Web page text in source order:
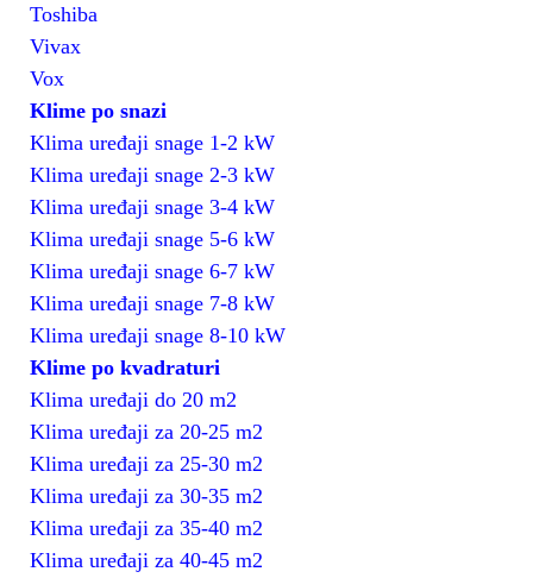
Toshiba
Vivax
Vox
Klime po snazi
Klima uređaji snage 1-2 kW
Klima uređaji snage 2-3 kW
Klima uređaji snage 3-4 kW
Klima uređaji snage 5-6 kW
Klima uređaji snage 6-7 kW
Klima uređaji snage 7-8 kW
Klima uređaji snage 8-10 kW
Klime po kvadraturi
Klima uređaji do 20 m2
Klima uređaji za 20-25 m2
Klima uređaji za 25-30 m2
Klima uređaji za 30-35 m2
Klima uređaji za 35-40 m2
Klima uređaji za 40-45 m2